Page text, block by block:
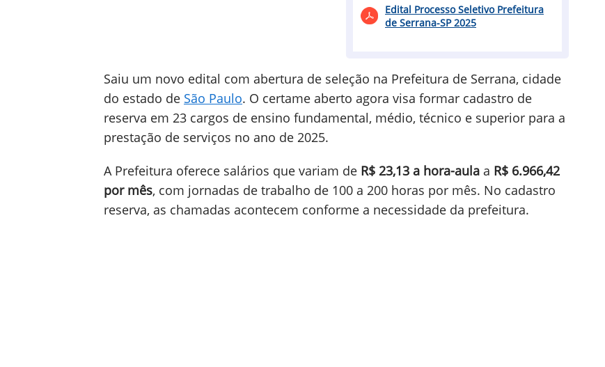
Saiu um novo edital com abertura de seleção na Prefeitura de Serrana, cidade
do estado de São Paulo. O certame aberto agora visa formar cadastro de
reserva em 23 cargos de ensino fundamental, médio, técnico e superior para a
prestação de serviços no ano de 2025.
Edital Processo Seletivo Prefeitura
de Serrana-SP 2025
A Prefeitura oferece salários que variam de R$ 23,13 a hora-aula a R$ 6.966,42
por mês, com jornadas de trabalho de 100 a 200 horas por mês. No cadastro
reserva, as chamadas acontecem conforme a necessidade da prefeitura.